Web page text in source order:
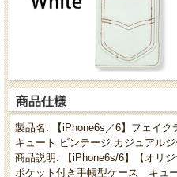
商品仕様
製品名: 【iPhone6s／6】フェイ
キュート ビンテージ カジュアル
商品説明: 【iPhone6s/6】【オリ
ポケット付き手帳型ケース キュ